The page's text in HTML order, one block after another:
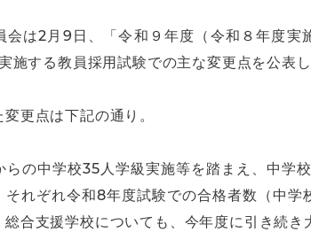
会は2月9日、「令和９年度（令和８年度
施する教員採用試験での主な変更点を公表し
更点は下記の通り。
の中学校35人学級実施等を踏まえ、中学
それぞれ令和8年度試験での合格者数（中
合支援学校についても、今年度に引き続き